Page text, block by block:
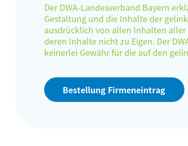
Der DWA-Landesverband Bayern
Gestaltung und die Inhalte der
ausdrücklich von allen Inhalten
deren Inhalte nicht zu Eigen. Der
keinerlei Gewähr für die auf den
Bestellung Firmeneintrag